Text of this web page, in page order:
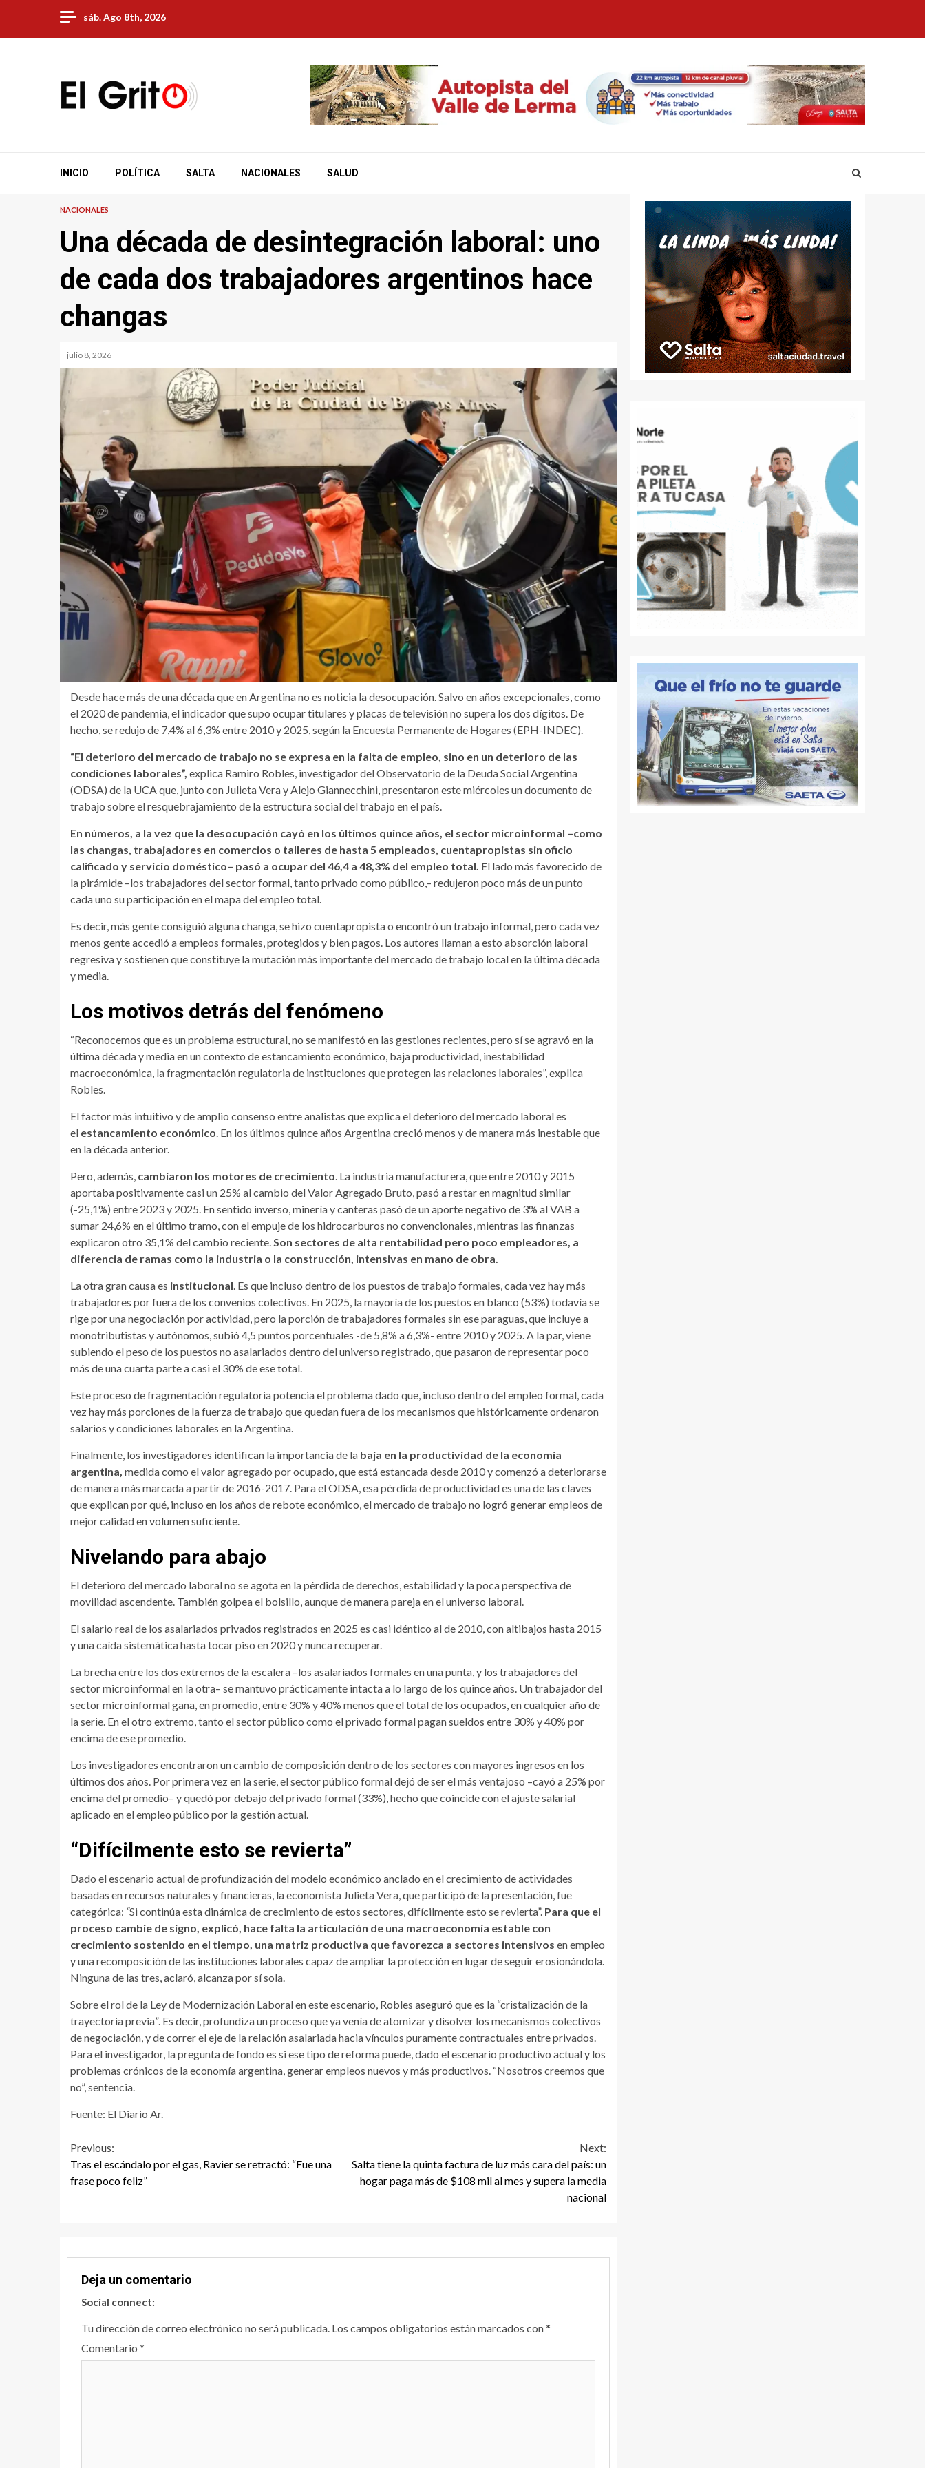
content
sáb. Ago 8th, 2026
INICIO POLÍTICA SALTA NACIONALES SALUD
NACIONALES
Una década de desintegración laboral: uno
de cada dos trabajadores argentinos hace
changas
julio 8, 2026
Desde hace más de una década que en Argentina no es noticia la desocupación. Salvo en años excepcionales, como
el 2020 de pandemia, el indicador que supo ocupar titulares y placas de televisión no supera los dos dígitos. De
hecho, se redujo de 7,4% al 6,3% entre 2010 y 2025, según la Encuesta Permanente de Hogares (EPH-INDEC).
“El deterioro del mercado de trabajo no se expresa en la falta de empleo, sino en un deterioro de las
condiciones laborales”, explica Ramiro Robles, investigador del Observatorio de la Deuda Social Argentina
(ODSA) de la UCA que, junto con Julieta Vera y Alejo Giannecchini, presentaron este miércoles un documento de
trabajo sobre el resquebrajamiento de la estructura social del trabajo en el país.
En números, a la vez que la desocupación cayó en los últimos quince años, el sector microinformal –como
las changas, trabajadores en comercios o talleres de hasta 5 empleados, cuentapropistas sin oficio
calificado y servicio doméstico– pasó a ocupar del 46,4 a 48,3% del empleo total. El lado más favorecido de
la pirámide –los trabajadores del sector formal, tanto privado como público,– redujeron poco más de un punto
cada uno su participación en el mapa del empleo total.
Es decir, más gente consiguió alguna changa, se hizo cuentapropista o encontró un trabajo informal, pero cada vez
menos gente accedió a empleos formales, protegidos y bien pagos. Los autores llaman a esto absorción laboral
regresiva y sostienen que constituye la mutación más importante del mercado de trabajo local en la última década
y media.
Los motivos detrás del fenómeno
“Reconocemos que es un problema estructural, no se manifestó en las gestiones recientes, pero sí se agravó en la
última década y media en un contexto de estancamiento económico, baja productividad, inestabilidad
macroeconómica, la fragmentación regulatoria de instituciones que protegen las relaciones laborales”, explica
Robles.
El factor más intuitivo y de amplio consenso entre analistas que explica el deterioro del mercado laboral es
el estancamiento económico. En los últimos quince años Argentina creció menos y de manera más inestable que
en la década anterior.
Pero, además, cambiaron los motores de crecimiento. La industria manufacturera, que entre 2010 y 2015
aportaba positivamente casi un 25% al cambio del Valor Agregado Bruto, pasó a restar en magnitud similar
(-25,1%) entre 2023 y 2025. En sentido inverso, minería y canteras pasó de un aporte negativo de 3% al VAB a
sumar 24,6% en el último tramo, con el empuje de los hidrocarburos no convencionales, mientras las finanzas
explicaron otro 35,1% del cambio reciente.Son sectores de alta rentabilidad pero poco empleadores, a
diferencia de ramas como la industria o la construcción, intensivas en mano de obra.
La otra gran causa es institucional. Es que incluso dentro de los puestos de trabajo formales, cada vez hay más
trabajadores por fuera de los convenios colectivos. En 2025, la mayoría de los puestos en blanco (53%) todavía se
rige por una negociación por actividad, pero la porción de trabajadores formales sin ese paraguas, que incluye a
monotributistas y autónomos, subió 4,5 puntos porcentuales -de 5,8% a 6,3%- entre 2010 y 2025. A la par, viene
subiendo el peso de los puestos no asalariados dentro del universo registrado, que pasaron de representar poco
más de una cuarta parte a casi el 30% de ese total.
Este proceso de fragmentación regulatoria potencia el problema dado que, incluso dentro del empleo formal, cada
vez hay más porciones de la fuerza de trabajo que quedan fuera de los mecanismos que históricamente ordenaron
salarios y condiciones laborales en la Argentina.
Finalmente, los investigadores identifican la importancia de la baja en la productividad de la economía
argentina, medida como el valor agregado por ocupado, que está estancada desde 2010 y comenzó a deteriorarse
de manera más marcada a partir de 2016-2017. Para el ODSA, esa pérdida de productividad es una de las claves
que explican por qué, incluso en los años de rebote económico, el mercado de trabajo no logró generar empleos de
mejor calidad en volumen suficiente.
Nivelando para abajo
El deterioro del mercado laboral no se agota en la pérdida de derechos, estabilidad y la poca perspectiva de
movilidad ascendente. También golpea el bolsillo, aunque de manera pareja en el universo laboral.
El salario real de los asalariados privados registrados en 2025 es casi idéntico al de 2010, con altibajos hasta 2015
y una caída sistemática hasta tocar piso en 2020 y nunca recuperar.
La brecha entre los dos extremos de la escalera –los asalariados formales en una punta, y los trabajadores del
sector microinformal en la otra– se mantuvo prácticamente intacta a lo largo de los quince años. Un trabajador del
sector microinformal gana, en promedio, entre 30% y 40% menos que el total de los ocupados, en cualquier año de
la serie. En el otro extremo, tanto el sector público como el privado formal pagan sueldos entre 30% y 40% por
encima de ese promedio.
Los investigadores encontraron un cambio de composición dentro de los sectores con mayores ingresos en los
últimos dos años. Por primera vez en la serie, el sector público formal dejó de ser el más ventajoso –cayó a 25% por
encima del promedio– y quedó por debajo del privado formal (33%), hecho que coincide con el ajuste salarial
aplicado en el empleo público por la gestión actual.
“Difícilmente esto se revierta”
Dado el escenario actual de profundización del modelo económico anclado en el crecimiento de actividades
basadas en recursos naturales y financieras, la economista Julieta Vera, que participó de la presentación, fue
categórica: “Si continúa esta dinámica de crecimiento de estos sectores, difícilmente esto se revierta”. Para que el
proceso cambie de signo, explicó, hace falta la articulación de una macroeconomía estable con
crecimiento sostenido en el tiempo, una matriz productiva que favorezca a sectores intensivos en empleo
y una recomposición de las instituciones laborales capaz de ampliar la protección en lugar de seguir erosionándola.
Ninguna de las tres, aclaró, alcanza por sí sola.
Sobre el rol de la Ley de Modernización Laboral en este escenario, Robles aseguró quees la “cristalización de la
trayectoria previa”. Es decir, profundiza un proceso que ya venía de atomizar y disolver los mecanismos colectivos
de negociación, y de correr el eje de la relación asalariada hacia vínculos puramente contractuales entre privados.
Para el investigador, la pregunta de fondo es si ese tipo de reforma puede, dado el escenario productivo actual y los
problemas crónicos de la economía argentina, generar empleos nuevos y más productivos. “Nosotros creemos que
no”, sentencia.
Fuente: El Diario Ar.
Continue
Reading
Previous:
Tras el escándalo por el gas, Ravier se retractó: “Fue una
frase poco feliz”
Next:
Salta tiene la quinta factura de luz más cara del país: un
hogar paga más de $108 mil al mes y supera la media
nacional
Deja un comentario
Social connect:
Tu dirección de correo electrónico no será publicada. Los campos obligatorios están marcados con*
Comentario *